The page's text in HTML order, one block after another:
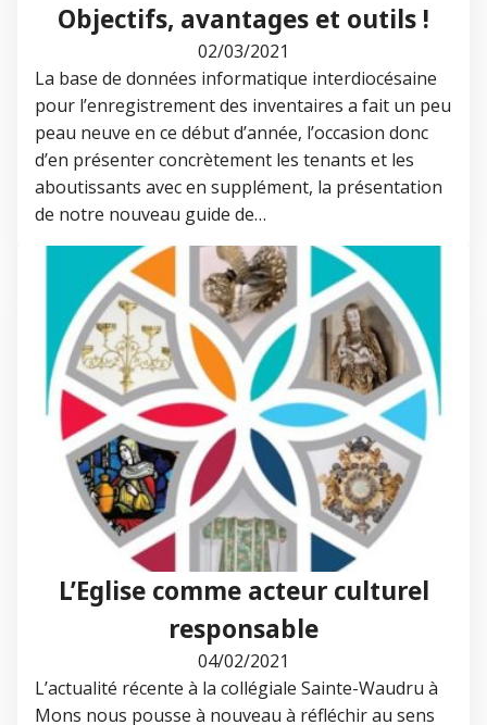
Objectifs, avantages et outils !
02/03/2021
La base de données informatique interdiocésaine
pour l’enregistrement des inventaires a fait un peu
peau neuve en ce début d’année, l’occasion donc
d’en présenter concrètement les tenants et les
aboutissants avec en supplément, la présentation
de notre nouveau guide de…
L’Eglise comme acteur culturel
responsable
04/02/2021
L’actualité récente à la collégiale Sainte-Waudru à
Mons nous pousse à nouveau à réfléchir au sens